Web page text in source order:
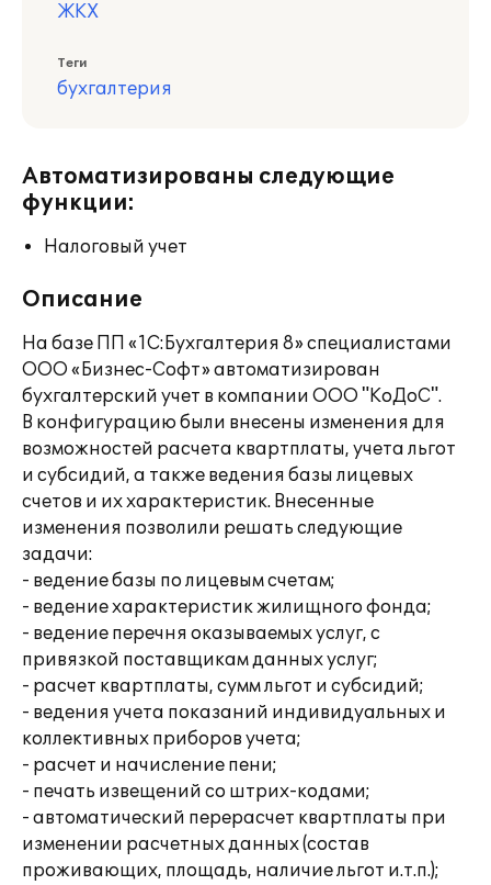
ЖКХ
Теги
бухгалтерия
Автоматизированы следующие
функции:
Налоговый учет
Описание
На базе ПП «1С:Бухгалтерия 8» специалистами
ООО «Бизнес-Софт» автоматизирован
бухгалтерский учет в компании ООО "КоДоС".
В конфигурацию были внесены изменения для
возможностей расчета квартплаты, учета льгот
и субсидий, а также ведения базы лицевых
счетов и их характеристик. Внесенные
изменения позволили решать следующие
задачи:
- ведение базы по лицевым счетам;
- ведение характеристик жилищного фонда;
- ведение перечня оказываемых услуг, с
привязкой поставщикам данных услуг;
- расчет квартплаты, сумм льгот и субсидий;
- ведения учета показаний индивидуальных и
коллективных приборов учета;
- расчет и начисление пени;
- печать извещений со штрих-кодами;
- автоматический перерасчет квартплаты при
изменении расчетных данных (состав
проживающих, площадь, наличие льгот и.т.п.);